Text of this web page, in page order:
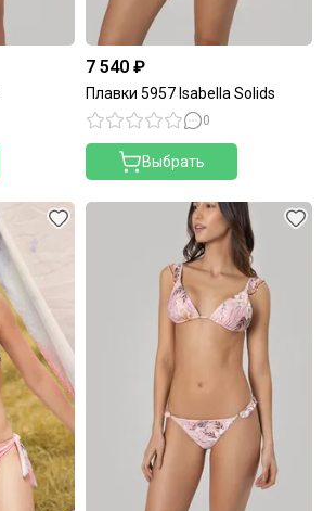
7 540 ₽
Плавки 5957 Isabella Solids
0
Выбрать